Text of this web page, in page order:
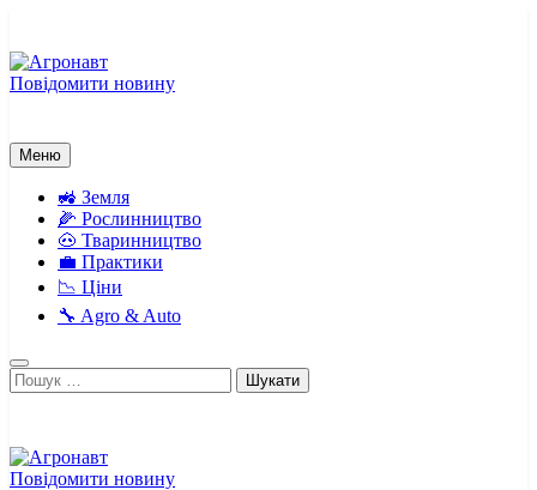
вмісту
Повідомити новину
Меню
🚜 Земля
🌽 Рослинництво
🐽 Тваринництво
💼 Практики
📉 Ціни
🔧 Agro & Auto
Пошук:
Повідомити новину